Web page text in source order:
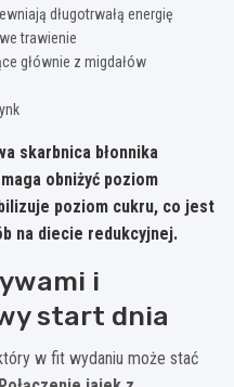
długotrwałą energię
trawienie
głównie z migdałów
skarbnica błonnika
obniżyć poziom
poziom cukru, co jest
na diecie redukcyjnej.
i
start dnia
w fit wydaniu może stać